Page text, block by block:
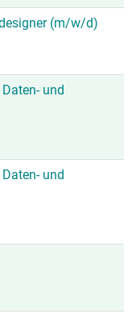
(m/w/d)
und
und